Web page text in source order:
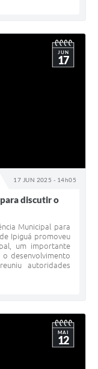
17 JUN 2025 - 14h05
JUN
17
discutir o
Municipal para
Ipiguá promoveu
um importante
desenvolvimento
autoridades
MAI
12